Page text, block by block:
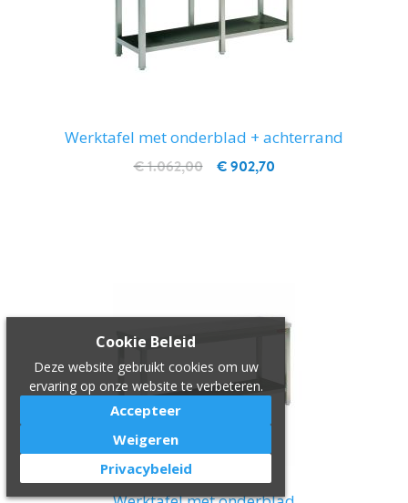
Werktafel met onderblad + achterrand
€ 902,70
€ 1.062,00
Cookie Beleid
Deze website gebruikt cookies om uw
ervaring op onze website te verbeteren.
Accepteer
Weigeren
Privacybeleid